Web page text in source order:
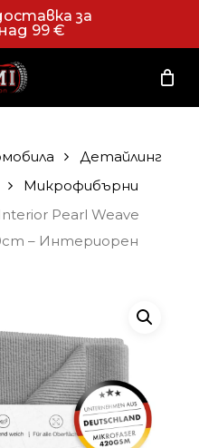
за
99 €
Cart
Детайлинг
Микрофибърни
Pearl Weave
– Интериорен